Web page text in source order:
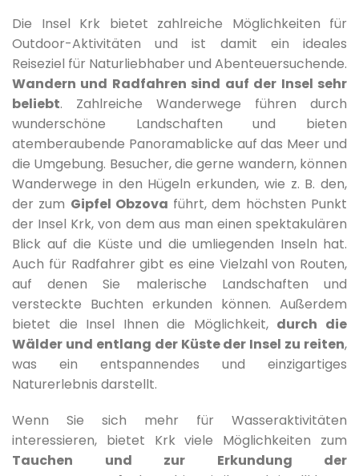
Die Insel Krk bietet zahlreiche Möglichkeiten für
Outdoor-Aktivitäten und ist damit ein ideales
Reiseziel für Naturliebhaber und Abenteuersuchende.
Wandern und Radfahren sind auf der Insel sehr
beliebt. Zahlreiche Wanderwege führen durch
wunderschöne Landschaften und bieten
atemberaubende Panoramablicke auf das Meer und
die Umgebung. Besucher, die gerne wandern, können
Wanderwege in den Hügeln erkunden, wie z. B. den,
der zum Gipfel Obzova führt, dem höchsten Punkt
der Insel Krk, von dem aus man einen spektakulären
Blick auf die Küste und die umliegenden Inseln hat.
Auch für Radfahrer gibt es eine Vielzahl von Routen,
auf denen Sie malerische Landschaften und
versteckte Buchten erkunden können. Außerdem
bietet die Insel Ihnen die Möglichkeit, durch die
Wälder und entlang der Küste der Insel zu reiten,
was ein entspannendes und einzigartiges
Naturerlebnis darstellt.
Wenn Sie sich mehr für Wasseraktivitäten
interessieren, bietet Krk viele Möglichkeiten zum
Tauchen und zur Erkundung der